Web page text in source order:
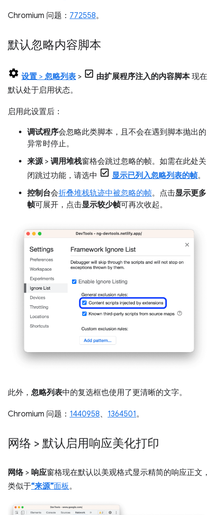
Chromium 问题： 772558。
默认忽略内容脚本
设置 > 忽略列表 > 由扩展程序注入的内容脚本现在
默认处于启用状态。
启用此设置后：
调试程序会忽略此类脚本，且不会在遇到脚本抛出的
异常时停止。
来源> 调用堆栈窗格会跳过忽略的帧。如需在此处关
闭跳过功能，请选中
显示已列入忽略列表的帧。
控制台会折叠堆栈轨迹中被忽略的帧。点击显示更多
帧可展开，点击显示较少帧可再次收起。
此外， 忽略列表中的复选框也使用了更清晰的文字。
Chromium 问题： 1440958、 1364501。
网络 > 默认启用响应美化打印
网络> 响应窗格现在默认以美观格式显示精简的响应正文，
类似于“来源”面板。